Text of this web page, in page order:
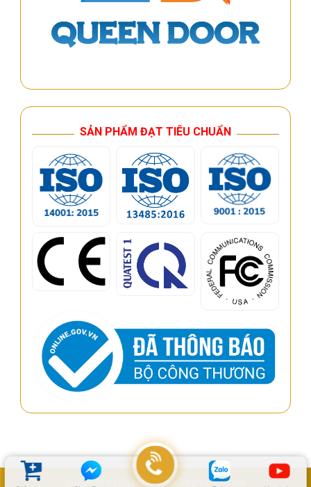
SẢN PHẨM ĐẠT TIÊU CHUẨN
Copyright by Queencrown. All rights reserved